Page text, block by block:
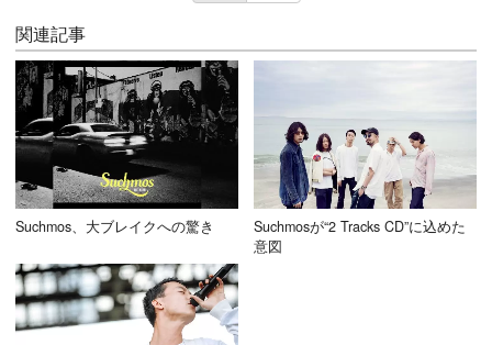
関連記事
Suchmos、大ブレイクへの驚き
Suchmosが“2 Tracks CD”に込めた
意図